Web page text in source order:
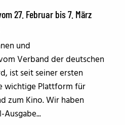
27. Februar bis 7. März
und
Verband der deutschen
ist seit seiner ersten
wichtige Plattform für
zum Kino. Wir haben